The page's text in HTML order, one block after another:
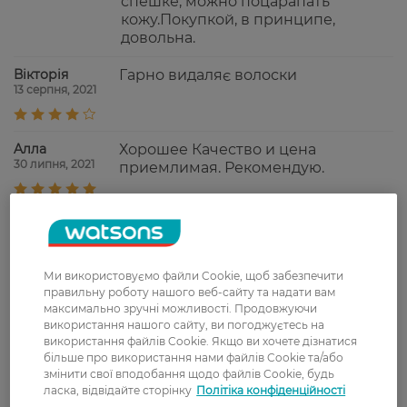
кожу.Покупкой, в принципе,
довольна.
Вікторія
13 серпня, 2021
Гарно видаляє волоски
Aлла
30 липня, 2021
Хорошее Качество и цена
приемлимая. Рекомендую.
Показати ще
Доставка
Нова пошта
У відділення Нової пошти - 99 грн,
безкоштовно від 699 грн
Ми використовуємо файли Cookie, щоб забезпечити
правильну роботу нашого веб-сайту та надати вам
максимально зручні можливості. Продовжуючи
використання нашого сайту, ви погоджуєтесь на
використання файлів Cookie. Якщо ви хочете дізнатися
більше про використання нами файлів Cookie та/або
змінити свої вподобання щодо файлів Cookie, будь
ласка, відвідайте сторінку Політіка конфіденційності